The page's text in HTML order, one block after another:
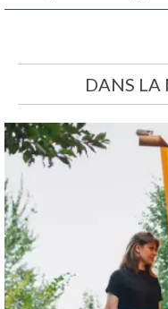
DANS LA